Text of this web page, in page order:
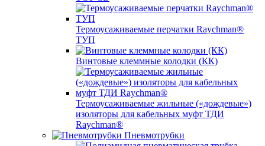
Термоусаживаемые перчатки Raychman®
ТУП
Винтовые клеммные колодки (КК)
Термоусаживаемые жильные («дождевые»)
изоляторы для кабельных муфт ТДИ
Raychman®
Пневмотрубки